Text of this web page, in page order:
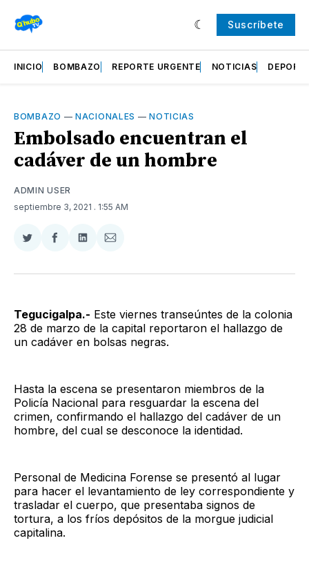
Suscríbete
INICIO BOMBAZO REPORTE URGENTE NOTICIAS
BOMBAZO —NACIONALES —NOTICIAS
Embolsado encuentran el
cadáver de un hombre
ADMIN USER
septiembre 3, 2021 . 1:55 AM
Compartir
Twitter
Compartir
Facebook
Compartir
LinkedIn
Compartir
Email
Tegucigalpa.- Este viernes transeúntes de la colonia
28 de marzo de la capital reportaron el hallazgo de
un cadáver en bolsas negras.
Hasta la escena se presentaron miembros de la
Policía Nacional para resguardar la escena del
crimen, confirmando el hallazgo del cadáver de un
hombre, del cual se desconoce la identidad.
Personal de Medicina Forense se presentó al lugar
para hacer el levantamiento de ley correspondiente y
trasladar el cuerpo, que presentaba signos de
tortura, a los fríos depósitos de la morgue judicial
capitalina.